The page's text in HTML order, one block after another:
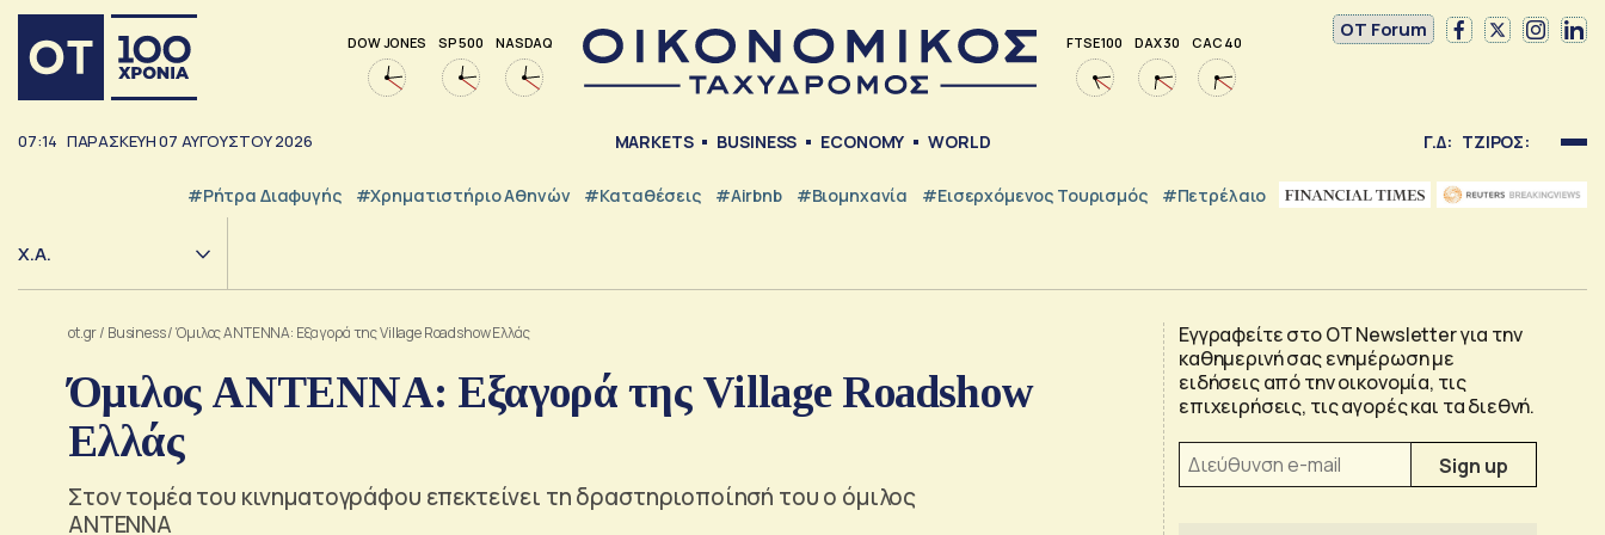
DOW JONES SP 500 NASDAQ FTSE 100 DAX 30 CAC 40
OT Forum
07:14 ΠΑΡΑΣΚΕΥΗ07 ΑΥΓΟΥΣΤΟΥ2026 MARKETS BUSINESS ECONOMY WORLD Γ.Δ: ΤΖΙΡΟΣ:
#ρήτρα Διαφυγής #Χρηματιστήριο Αθηνών #Καταθέσεις #Airbnb #Βιομηχανία #εισερχόμενος Τουρισμός #Πετρέλαιο
Χ.Α.
ot.gr/ Business/Όμιλος ΑΝΤΕΝΝΑ: Εξαγορά της Village Roadshow Ελλάς
Όμιλος ΑΝΤΕΝΝΑ: Εξαγορά της Village Roadshow
Ελλάς
Στον τομέα του κινηματογράφου επεκτείνει τη δραστηριοποίησή του ο όμιλος
ΑΝΤΕΝΝΑ
Εγγραφείτε στο OT Newsletter για την
καθημερινή σας ενημέρωση με
ειδήσεις από την οικονομία, τις
επιχειρήσεις, τις αγορές και τα διεθνή.